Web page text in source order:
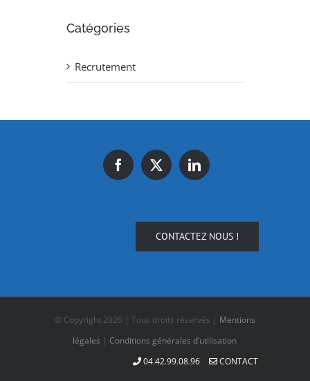
Catégories
Recrutement
CONTACTEZ NOUS !
© Copyright 2026 | Tous droits réservés | Mentions
légales |Conditions générales d’utilisation
04.42.99.08.96
CONTACT